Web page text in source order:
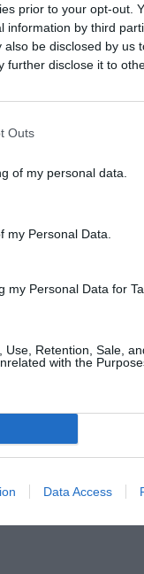
prior to your opt-out.
by third
be disclosed by us
further disclose it to
Outs
of my personal data.
my Personal Data.
my Personal Data for
Retention, Sale,
with the
Data Access
Alonso,
facilitar el
las
suelo público,
ello es
rápida cuando